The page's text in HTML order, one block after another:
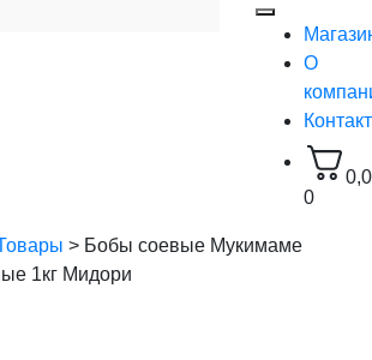
О
0
> Бобы соевые Мукимаме
1кг Мидори